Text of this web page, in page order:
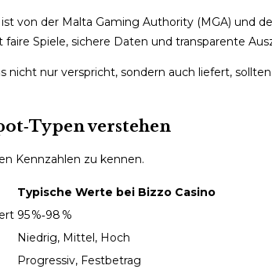
von der Malta Gaming Authority (MGA) und
Spiele, sichere Daten und transparente
nicht nur verspricht, sondern auch liefert, sollten
verstehen
Kennzahlen zu kennen.
Typische Werte bei Bizzo Casino
95 %‑98 %
Niedrig, Mittel, Hoch
Progressiv, Festbetrag